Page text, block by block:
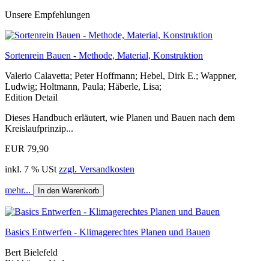
Unsere Empfehlungen
Sortenrein Bauen - Methode, Material, Konstruktion
Valerio Calavetta; Peter Hoffmann; Hebel, Dirk E.; Wappner,
Ludwig; Holtmann, Paula; Häberle, Lisa;
Edition Detail
Dieses Handbuch erläutert, wie Planen und Bauen nach dem
Kreislaufprinzip...
EUR 79,90
inkl. 7 % USt zzgl. Versandkosten
mehr... In den Warenkorb
Basics Entwerfen - Klimagerechtes Planen und Bauen
Bert Bielefeld